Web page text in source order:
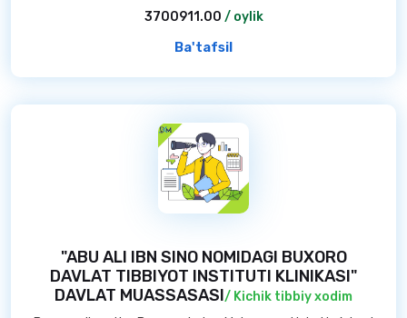
3700911.00 / oylik
Ba'tafsil
"ABU ALI IBN SINO NOMIDAGI BUXORO
DAVLAT TIBBIYOT INSTITUTI KLINIKASI"
DAVLAT MUASSASASI/ Kichik tibbiy xodim